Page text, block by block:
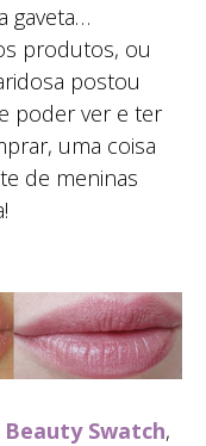
gaveta…
produtos, ou
postou
poder ver e ter
uma coisa
de meninas
Beauty Swatch,